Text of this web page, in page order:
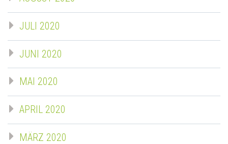
JULI 2020
JUNI 2020
MAI 2020
APRIL 2020
MÄRZ 2020